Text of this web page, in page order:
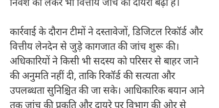
निवेश को लेकर भी वित्तीय जांच का दायरा बढ़ा है।
कार्रवाई के दौरान टीमों ने दस्तावेजों, डिजिटल रिकॉर्ड और
वित्तीय लेनदेन से जुड़े कागजात की जांच शुरू की।
अधिकारियों ने किसी भी सदस्य को परिसर से बाहर जाने
की अनुमति नहीं दी, ताकि रिकॉर्ड की सत्यता और
उपलब्धता सुनिश्चित की जा सके। आधिकारिक बयान आने